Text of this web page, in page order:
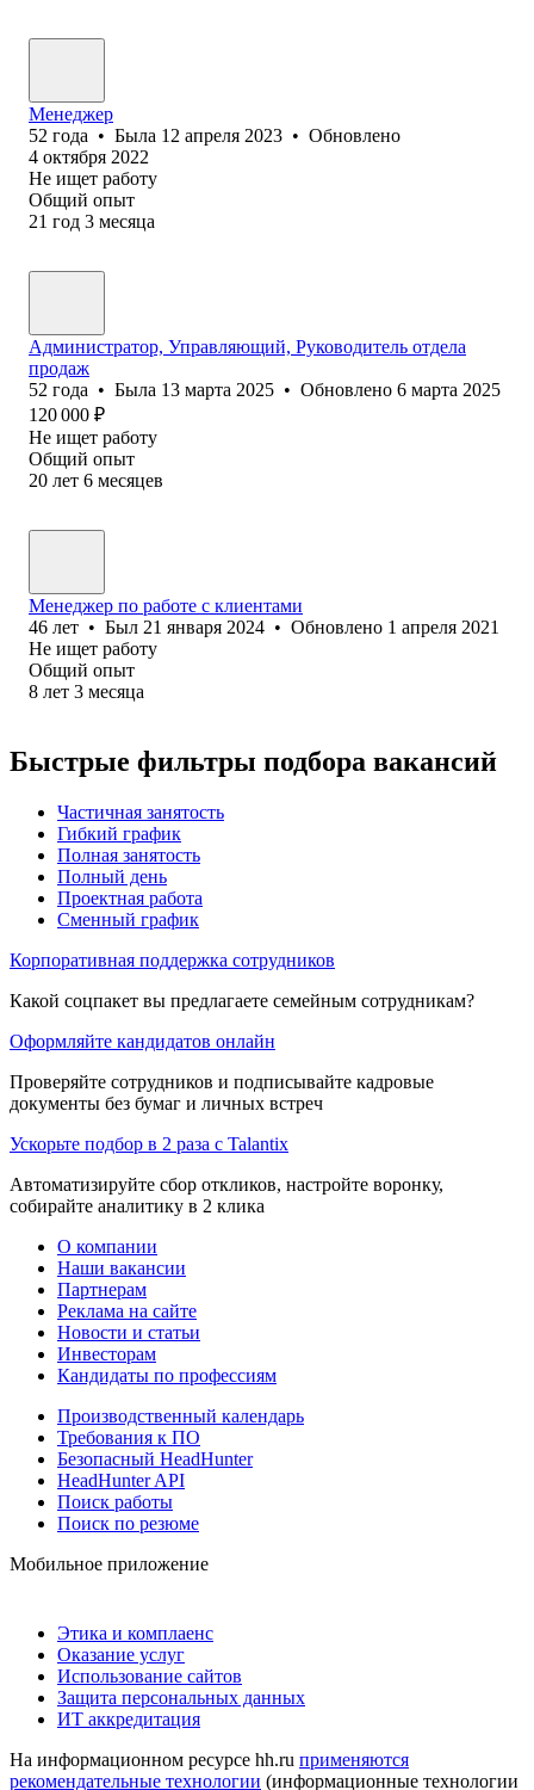
Менеджер
52 года • Была 12 апреля 2023 • Обновлено
4 октября 2022
Не ищет работу
Общий опыт
21 год 3 месяца
Администратор, Управляющий, Руководитель отдела
продаж
52 года • Была 13 марта 2025 • Обновлено 6 марта 2025
120 000 ₽
Не ищет работу
Общий опыт
20 лет 6 месяцев
Менеджер по работе с клиентами
46 лет • Был 21 января 2024 • Обновлено 1 апреля 2021
Не ищет работу
Общий опыт
8 лет 3 месяца
Быстрые фильтры подбора вакансий
Частичная занятость
Гибкий график
Полная занятость
Полный день
Проектная работа
Сменный график
Корпоративная поддержка сотрудников
Какой соцпакет вы предлагаете семейным сотрудникам?
Оформляйте кандидатов онлайн
Проверяйте сотрудников и подписывайте кадровые
документы без бумаг и личных встреч
Ускорьте подбор в 2 раза с Talantix
Автоматизируйте сбор откликов, настройте воронку,
собирайте аналитику в 2 клика
О компании
Наши вакансии
Партнерам
Реклама на сайте
Новости и статьи
Инвесторам
Кандидаты по профессиям
Производственный календарь
Требования к ПО
Безопасный HeadHunter
HeadHunter API
Поиск работы
Поиск по резюме
Мобильное приложение
Этика и комплаенс
Оказание услуг
Использование сайтов
Защита персональных данных
ИТ аккредитация
На информационном ресурсе hh.ru применяются
рекомендательные технологии (информационные технологии